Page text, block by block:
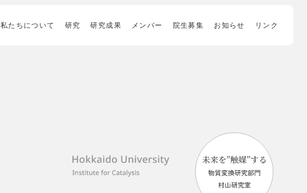
私たちについて 研究 研究成果 メンバー 院生募集 お知らせ リンク